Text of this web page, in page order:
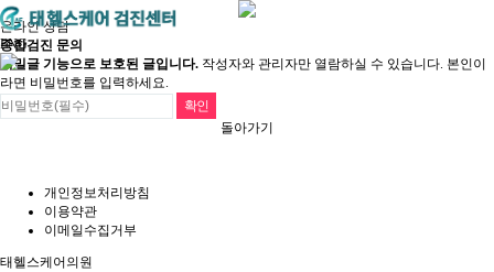
ENG
온라인 상담
종합검진 문의
비밀글 기능으로 보호된 글입니다. 작성자와 관리자만 열람하실 수 있습니다. 본인이
라면 비밀번호를 입력하세요.
돌아가기
개인정보처리방침
이용약관
이메일수집거부
태헬스케어의원